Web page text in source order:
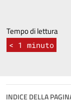
Tempo di lettura
< 1 minuto
INDICE DELLA